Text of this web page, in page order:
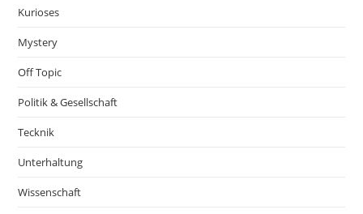
Kurioses
Mystery
Off Topic
Politik & Gesellschaft
Tecknik
Unterhaltung
Wissenschaft